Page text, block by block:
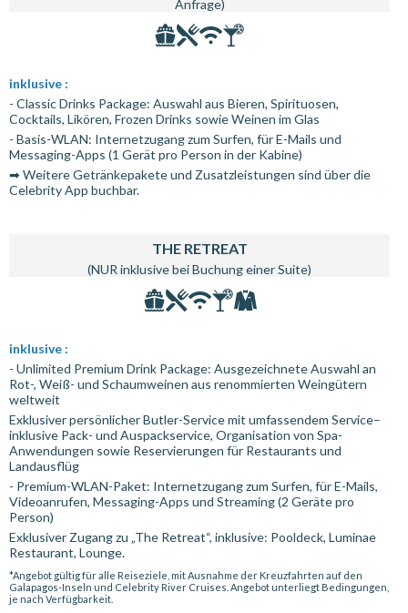
Anfrage)
inklusive :
- Classic Drinks Package: Auswahl aus Bieren, Spirituosen,
Cocktails, Likören, Frozen Drinks sowie Weinen im Glas
- Basis-WLAN: Internetzugang zum Surfen, für E-Mails und
Messaging-Apps (1 Gerät pro Person in der Kabine)
➡ Weitere Getränkepakete und Zusatzleistungen sind über die
Celebrity App buchbar.
THE RETREAT
(NUR inklusive bei Buchung einer Suite)
inklusive :
- Unlimited Premium Drink Package: Ausgezeichnete Auswahl an
Rot-, Weiß- und Schaumweinen aus renommierten Weingütern
weltweit
Exklusiver persönlicher Butler-Service mit umfassendem Service–
inklusive Pack- und Auspackservice, Organisation von Spa-
Anwendungen sowie Reservierungen für Restaurants und
Landausflüg
- Premium-WLAN-Paket: Internetzugang zum Surfen, für E-Mails,
Videoanrufen, Messaging-Apps und Streaming (2 Geräte pro
Person)
Exklusiver Zugang zu „The Retreat“, inklusive: Pooldeck, Luminae
Restaurant, Lounge.
*Angebot gültig für alle Reiseziele, mit Ausnahme der Kreuzfahrten auf den
Galapagos-Inseln und Celebrity River Cruises. Angebot unterliegt Bedingungen,
je nach Verfügbarkeit.